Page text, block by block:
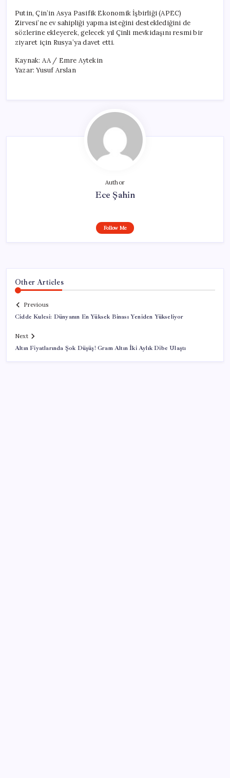
Putin, Çin’in Asya Pasifik Ekonomik İşbirliği (APEC)
Zirvesi’ne ev sahipliği yapma isteğini desteklediğini de
sözlerine ekleyerek, gelecek yıl Çinli mevkidaşını resmi bir
ziyaret için Rusya’ya davet etti.
Kaynak: AA / Emre Aytekin
Yazar: Yusuf Arslan
Author
Ece Şahin
Follow Me
Other Articles
Previous
Cidde Kulesi: Dünyanın En Yüksek Binası Yeniden Yükseliyor
Next
Altın Fiyatlarında Şok Düşüş! Gram Altın İki Aylık Dibe Ulaştı